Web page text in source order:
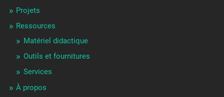
Projets
Ressources
Matériel didactique
Outils et fournitures
Services
À propos